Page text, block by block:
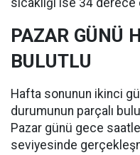
PAZAR GÜNÜ
BULUTLU
Hafta sonunun ikinci
durumunun parçalı
Pazar günü gece
seviyesinde